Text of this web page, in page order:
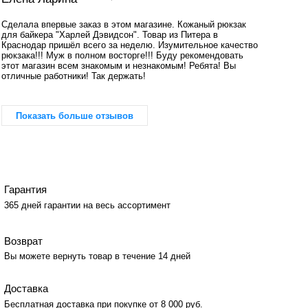
Сделала впервые заказ в этом магазине. Кожаный рюкзак
для байкера "Харлей Дэвидсон". Товар из Питера в
Краснодар пришёл всего за неделю. Изумительное качество
рюкзака!!! Муж в полном восторге!!! Буду рекомендовать
этот магазин всем знакомым и незнакомым! Ребята! Вы
отличные работники! Так держать!
Показать больше отзывов
Гарантия
365 дней гарантии на весь ассортимент
Возврат
Вы можете вернуть товар в течение 14 дней
Доставка
Бесплатная доставка при покупке от 8 000 руб.